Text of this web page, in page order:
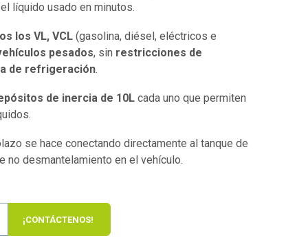
líquido usado en minutos.
los VL, VCL (gasolina, diésel, eléctricos e
pesados, sin restricciones de
de refrigeración.
de inercia de 10L cada uno que permiten
se hace conectando directamente al tanque de
no desmantelamiento en el vehículo.
¡CONTÁCTENOS!